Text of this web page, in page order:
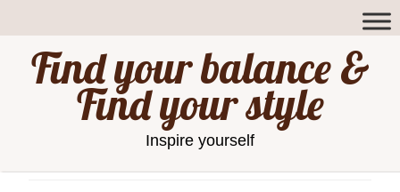
Find your balance &
Find your style
Inspire yourself